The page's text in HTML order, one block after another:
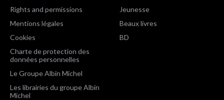
Rights and permissions
Mentions légales
Cookies
Charte de protection des
données personnelles
Le Groupe Albin Michel
Les librairies du groupe Albin
Michel
Jeunesse
Beaux livres
BD